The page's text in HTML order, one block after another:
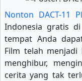
Nonton DACT-11
Indonesia gratis di
tempat Anda
Film telah
menghibur,
cerita yang tak